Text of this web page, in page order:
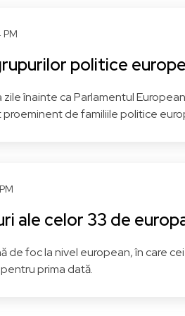
S&D - Grupul Alianței
Democraților
Vezi pagina
Șerban Dimitrie
politice
înainte ca Parlamentul
de familiile politice
ale celor 33 de
de foc la nivel european, în care
prima dată.